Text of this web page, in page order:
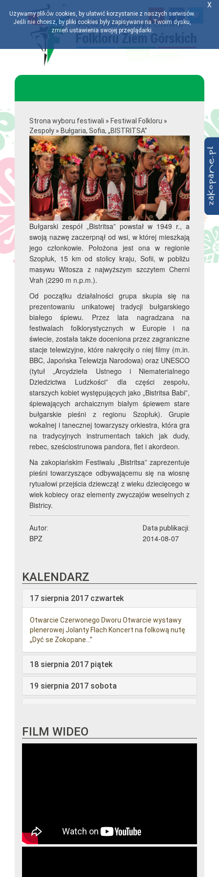
Strona wyboru festiwali » Festiwal Folkloru »
Zespoły » Bułgaria, Sofia, „BISTRITSA”
Bułgarski zespół „Bistritsa” powstał w 1949 r., a
swoją nazwę zaczerpnął od wsi, w której mieszkają
jego członkowie. Położona jest ona w regionie
Szopłuk, 15 km od stolicy kraju, Sofii, w pobliżu
masywu Witosza z najwyższym szczytem Cherni
Vrah (2290 m n.p.m.).
Od początku działalności grupa skupia się na
prezentowaniu unikatowej tradycji bułgarskiego
białego śpiewu. Przez lata nagradzana na
festiwalach folklorystycznych w Europie i na
świecie, została także doceniona przez zagraniczne
stacje telewizyjne, które nakręciły o niej filmy (m.in.
BBC, Japońska Telewizja Narodowa) oraz UNESCO
(tytuł „Arcydzieła Ustnego i Niematerialnego
Dziedzictwa Ludzkości” dla części zespołu,
starszych kobiet występujących jako „Bistritsa Babi”,
śpiewających archaicznym białym śpiewem stare
bułgarskie pieśni z regionu Szopłuk). Grupie
wokalnej i tanecznej towarzyszy orkiestra, która gra
na tradycyjnych instrumentach takich jak dudy,
rebec, sześciostrunowa pandora, flet i akordeon.
Na zakopiańskim Festiwalu „Bistritsa” zaprezentuje
pieśni towarzyszące odbywającemu się na wiosnę
rytuałowi przejścia dziewcząt z wieku dziecięcego w
wiek kobiecy oraz elementy zwyczajów weselnych z
Bistricy.
Autor:
BPZ
Data publikacji:
2014-08-07
KALENDARZ
17 sierpnia 2017 czwartek
Otwarcie Czerwonego Dworu Otwarcie wystawy
plenerowej Jolanty Flach Koncert na folkową nutę
„Dyć se Zokopane…”
18 sierpnia 2017 piątek
19 sierpnia 2017 sobota
21 sierpnia 2017 poniedziałek
FILM WIDEO
Używamy plików cookies, by ułatwić korzystanie z naszych serwisów.
Jeśli nie chcesz, by pliki cookies były zapisywane na Twoim dysku,
zmień ustawienia swojej przeglądarki.
X